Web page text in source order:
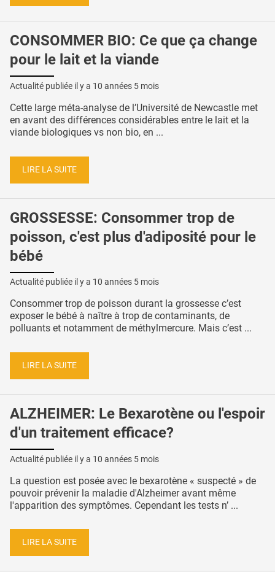
CONSOMMER BIO: Ce que ça change
pour le lait et la viande
Actualité publiée il y a 10 années 5 mois
Cette large méta-analyse de l’Université de Newcastle met
en avant des différences considérables entre le lait et la
viande biologiques vs non bio, en ...
LIRE LA SUITE
GROSSESSE: Consommer trop de
poisson, c'est plus d'adiposité pour le
bébé
Actualité publiée il y a 10 années 5 mois
Consommer trop de poisson durant la grossesse c’est
exposer le bébé à naître à trop de contaminants, de
polluants et notamment de méthylmercure. Mais c’est ...
LIRE LA SUITE
ALZHEIMER: Le Bexarotène ou l'espoir
d'un traitement efficace?
Actualité publiée il y a 10 années 5 mois
La question est posée avec le bexarotène « suspecté » de
pouvoir prévenir la maladie d'Alzheimer avant même
l'apparition des symptômes. Cependant les tests n’ ...
LIRE LA SUITE